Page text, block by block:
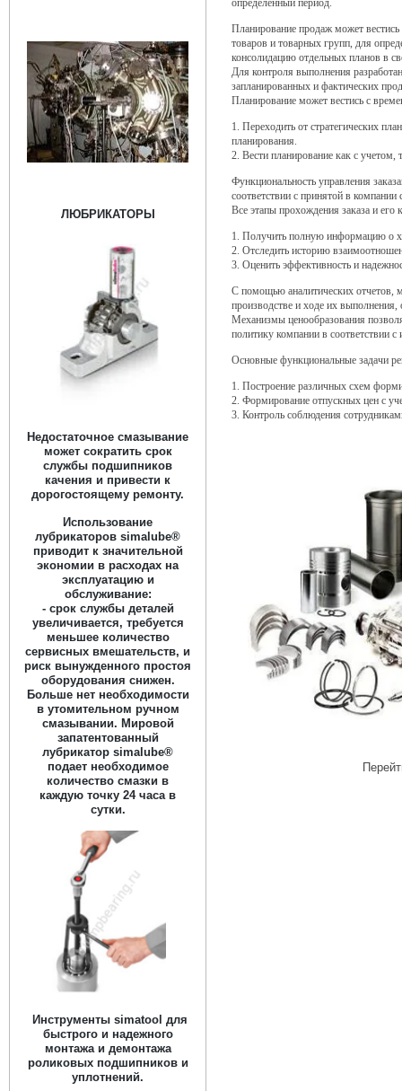
ЛЮБРИКАТОРЫ
Недостаточное смазывание
может сократить срок
службы подшипников
качения и привести к
дорогостоящему ремонту.
Использование
лубрикаторов simalube®
приводит к значительной
экономии в расходах на
эксплуатацию и
обслуживание:
- срок службы деталей
увеличивается, требуется
меньшее количество
сервисных вмешательств, и
риск вынужденного простоя
оборудования снижен.
Больше нет необходимости
в утомительном ручном
смазывании. Мировой
запатентованный
лубрикатор simalube®
подает необходимое
количество смазки в
каждую точку 24 часа в
сутки.
Инструменты simatool для
быстрого и надежного
монтажа и демонтажа
роликовых подшипников и
уплотнений.
определенный период.
Планирование продаж может
товаров и товарных групп, для
консолидацию отдельных планов в
Для контроля выполнения
запланированных и фактических
Планирование может вестись с
1. Переходить от стратегических
планирования.
2. Вести планирование как с учетом,
Функциональность управления
соответствии с принятой в компании
Все этапы прохождения заказа и
1. Получить полную информацию о
2. Отследить историю
3. Оценить эффективность и
С помощью аналитических отчетов,
производстве и ходе их выполнения,
Механизмы ценообразования
политику компании в соответствии
Основные функциональные задачи
1. Построение различных схем
2. Формирование отпускных цен с
3. Контроль соблюдения